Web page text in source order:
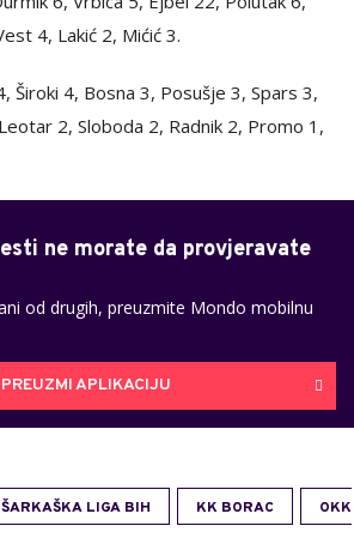
4, Lakić 2, Mićić 3.
Široki 4, Bosna 3, Posušje 3, Spars 3,
2, Sloboda 2, Radnik 2, Promo 1,
ne morate da provjeravate
od drugih, preuzmite Mondo mobilnu
PREUZMI APLIKACIJU
LIGA BIH KK BORAC